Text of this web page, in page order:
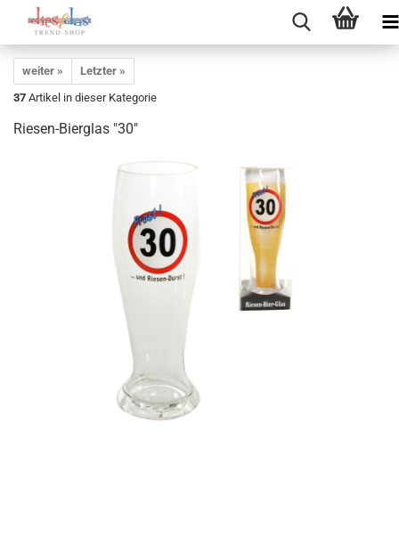
weiter »
Letzter »
37 Artikel in dieser Kategorie
Riesen-Bierglas "30"